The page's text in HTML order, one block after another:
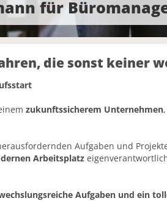
für
die sonst keiner
zukunftssicherem Unternehmen
Aufgaben und
Arbeitsplatz
Aufgaben und ein